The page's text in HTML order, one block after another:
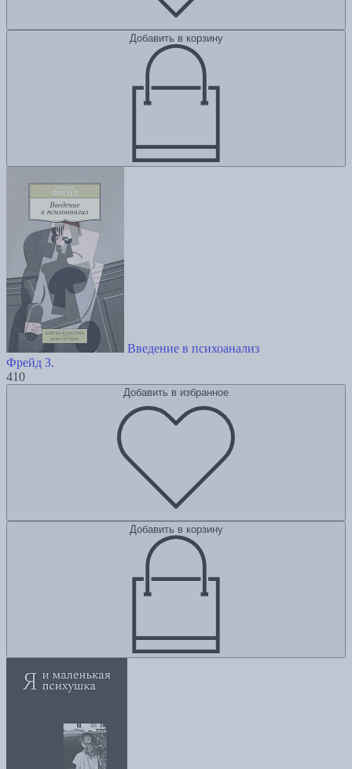
Добавить в корзину
Введение в психоанализ
Фрейд З.
410
Добавить в избранное
Добавить в корзину